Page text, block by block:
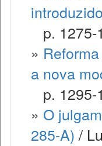
p. 1275-
»
a nova
p. 1295-
» O
285-A) /